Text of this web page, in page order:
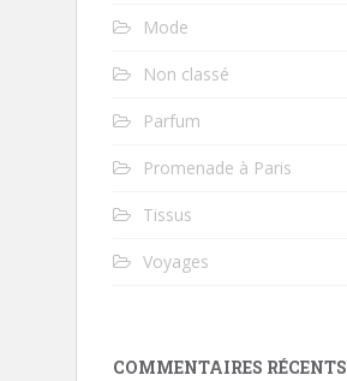
Mode
Non classé
Parfum
Promenade à Paris
Tissus
Voyages
COMMENTAIRES RÉCENTS